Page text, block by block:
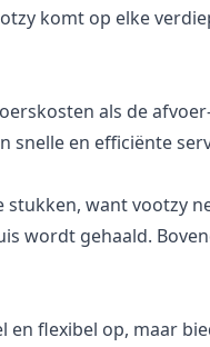
komt op elke
als de
snelle en efficiënte
want vootzy
wordt gehaald.
en flexibel op, maar